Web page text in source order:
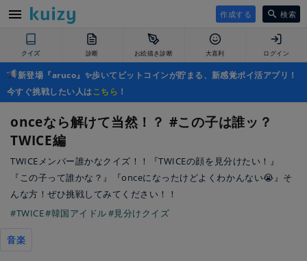
作成する 検索
クイズ 診断 お絵描き診断 大喜利 ログイン
新登場『aruco』✨歩いてビットコインが貯まる、新感覚ポイ活アプリ！
今すぐ挑戦したい人はこちら ！
onceなら解けて当然！？ #この子は誰ッ？
TWICE編
TWICEメンバー誰かなクイズ！！『TWICEの顔を見分けたい！』
『この子って誰かな？』『onceになったけどよくわかんない😭』そ
んな方！ぜひ挑戦してみてください！！
#TWICE#韓国アイドル#見分けクイズ
音楽